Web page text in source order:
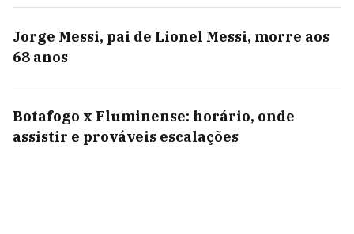
Jorge Messi, pai de Lionel Messi, morre aos
68 anos
Botafogo x Fluminense: horário, onde
assistir e prováveis escalações